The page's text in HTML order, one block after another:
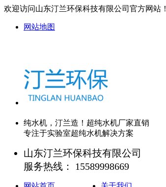
欢迎访问山东汀兰环保科技有限公司官方网站！
网站地图
纯水机， 汀兰造 ！超纯水机厂家直销
专注于实验室超纯水机解决方案
山东汀兰环保科技有限公司
服务热线： 15589998669